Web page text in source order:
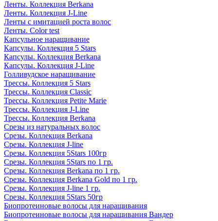
Ленты. Коллекция Berkana
Ленты. Коллекция J-Line
Ленты с имитацией роста волос
Ленты. Color test
Капсульное наращивание
Капсулы. Коллекция 5 Stars
Капсулы. Коллекция Berkana
Капсулы. Коллекция J-Line
Голливудское наращивание
Трессы. Коллекция 5 Stars
Трессы. Коллекция Classic
Трессы. Коллекция Petite Marie
Трессы. Коллекция J-Line
Трессы. Коллекция Berkana
Срезы из натуральных волос
Срезы. Коллекция Berkana
Срезы. Коллекция J-line
Срезы. Коллекция 5Stars 100гр
Срезы. Коллекция 5Stars по 1 гр.
Срезы. Коллекция Berkana по 1 гр.
Срезы. Коллекция Berkana Gold по 1 гр.
Срезы. Коллекция J-line 1 гр.
Срезы. Коллекция 5Stars 50гр
Биопротеиновые волосы для наращивания
Биопротеиновые волосы для наращивания Вандер